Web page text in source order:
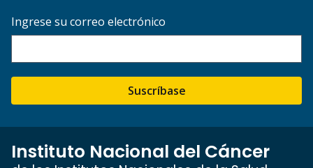
Ingrese su correo electrónico
Suscríbase
Instituto Nacional del Cáncer